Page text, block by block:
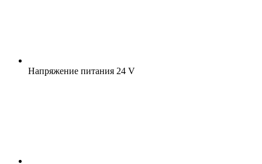
Напряжение питания 24 V